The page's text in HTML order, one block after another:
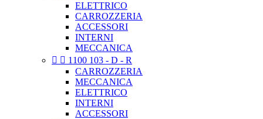
ELETTRICO
CARROZZERIA
ACCESSORI
INTERNI
MECCANICA
  1100 103 - D - R
CARROZZERIA
MECCANICA
ELETTRICO
INTERNI
ACCESSORI